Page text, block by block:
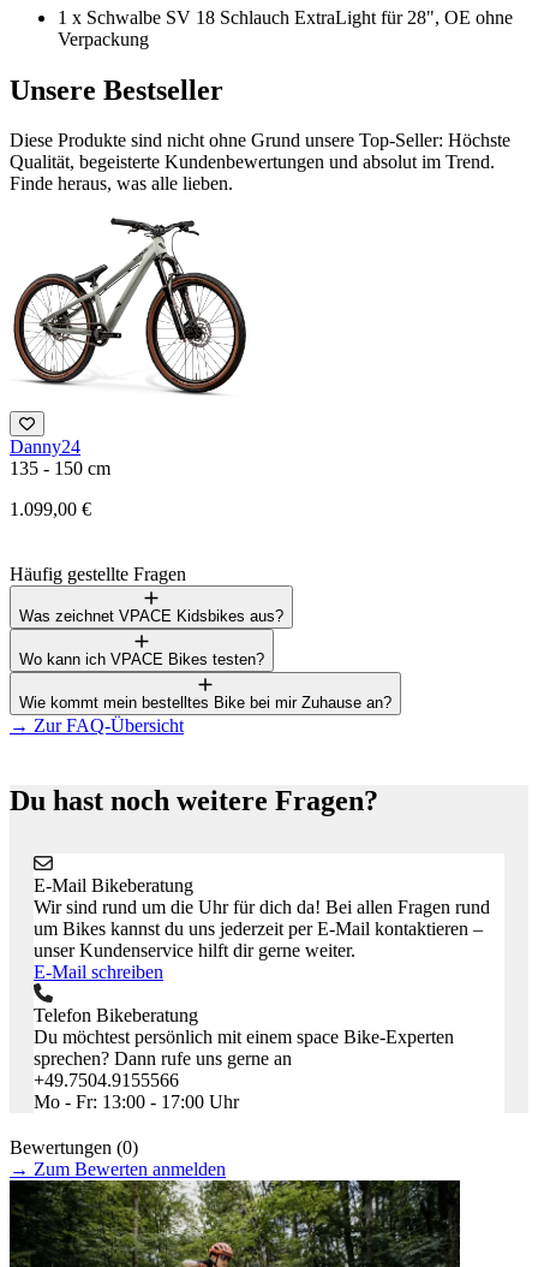
1 x Schwalbe SV 18 Schlauch ExtraLight für 28", OE ohne
Verpackung
Unsere Bestseller
Diese Produkte sind nicht ohne Grund unsere Top-Seller: Höchste
Qualität, begeisterte Kundenbewertungen und absolut im Trend.
Finde heraus, was alle lieben.
Danny24
135 - 150 cm
1.099,00 €
Häufig gestellte Fragen
Was zeichnet VPACE Kidsbikes aus?
Wo kann ich VPACE Bikes testen?
Wie kommt mein bestelltes Bike bei mir Zuhause an?
→ Zur FAQ-Übersicht
Du hast noch weitere Fragen?
E-Mail Bikeberatung
Wir sind rund um die Uhr für dich da! Bei allen Fragen rund
um Bikes kannst du uns jederzeit per E-Mail kontaktieren –
unser Kundenservice hilft dir gerne weiter.
E-Mail schreiben
Telefon Bikeberatung
Du möchtest persönlich mit einem space Bike-Experten
sprechen? Dann rufe uns gerne an
+49.7504.9155566
Mo - Fr: 13:00 - 17:00 Uhr
Bewertungen (0)
→ Zum Bewerten anmelden